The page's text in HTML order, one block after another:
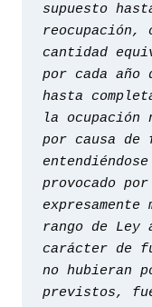
supuesto
reocupación,
cantidad
por cada año
hasta
la ocupación
por causa de
provocado
expresamente
rango de
carácter de
no hubieran
previstos,